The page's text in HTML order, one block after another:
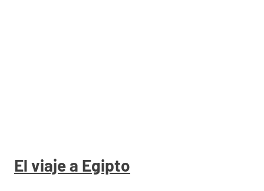
El viaje a Egipto